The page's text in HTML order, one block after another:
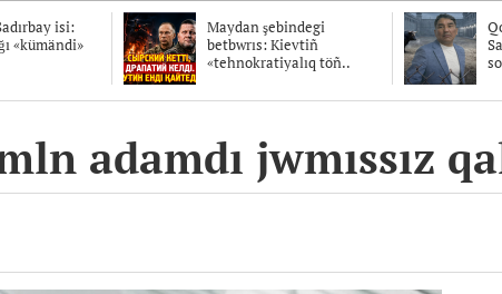
isi:
«kümändi»
Maydan şebindegi
betbwrıs: Kievtiñ
«tehnokratiyalıq töñ..
adamdı jwmıssız